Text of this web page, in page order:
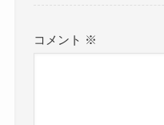
コメント ※